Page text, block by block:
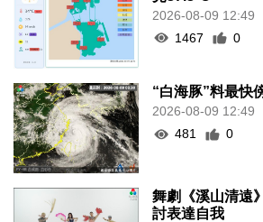
2026-08-09 12:49
1467
0
“白海豚”料最快
2026-08-09 12:49
481
0
舞劇《溪山清遠
討表達自我